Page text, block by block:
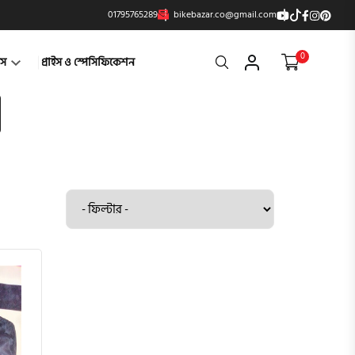
01795765289 bikebazar.co@gmail.com
প্রাইস ও স্পেসিফিকেশন Search 0